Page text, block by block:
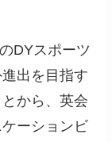
DYスポーツ
出を目指す
から、英会
ーションビ